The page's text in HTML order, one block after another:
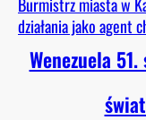
działania jako agent
Wenezuela